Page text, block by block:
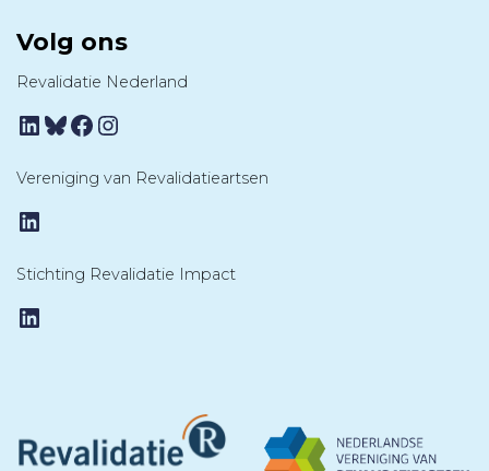
Volg ons
Revalidatie Nederland
LinkedIn
Bluesky
Facebook
Instagram
Vereniging van Revalidatieartsen
LinkedIn
Stichting Revalidatie Impact
LinkedIn